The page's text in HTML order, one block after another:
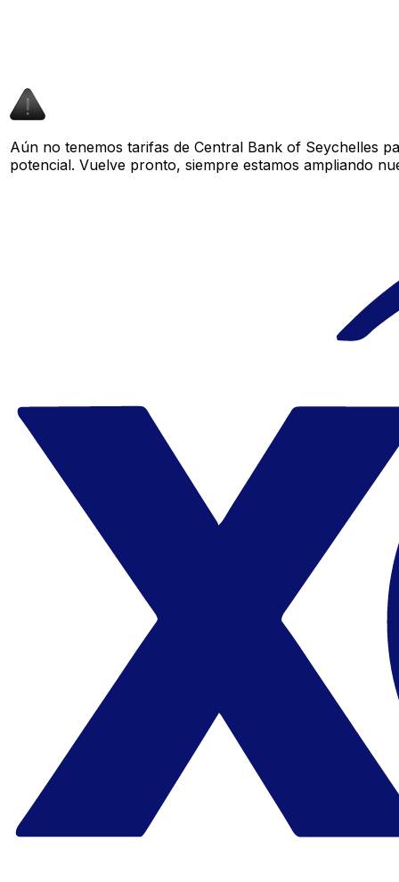
Aún no tenemos tarifas de Central Bank of Seychelles
potencial. Vuelve pronto, siempre estamos ampliando